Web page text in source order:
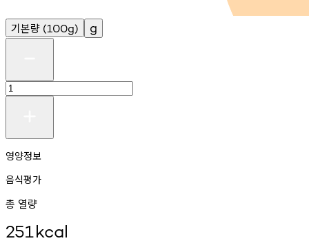
기본량 (100g) g
영양정보
음식평가
총 열량
251kcal